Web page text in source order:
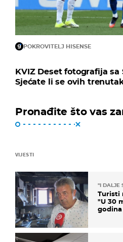
POKROVITELJ HISENSE
KVIZ Deset fotografija
Sjećate li se ovih
Pronađite što vas
VIJESTI
"I DALJE
Turisti
"U 30